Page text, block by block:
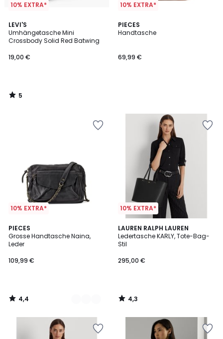
10% EXTRA*
LEVI'S
Umhängetasche Mini
Crossbody Solid Red Batwing
19,00 €
5
/
5
5
/
10% EXTRA*
PIECES
Handtasche
69,99 €
10% EXTRA*
PIECES
Grosse Handtasche Naina,
Leder
109,99 €
4,4
/ 5
2
Farben
4,4
/
10% EXTRA*
LAUREN RALPH LAUREN
Ledertasche KARLY, Tote-Bag-
Stil
295,00 €
4,3
/ 5
4,3
/